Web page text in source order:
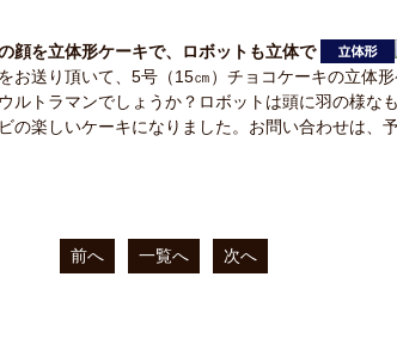
顔を立体形ケーキで、ロボットも立体で
お送り頂いて、5号（15㎝）チョコケーキの立体
ルトラマンでしょうか？ロボットは頭に羽の様な
の楽しいケーキになりました。お問い合わせは、
前へ 一覧へ 次へ